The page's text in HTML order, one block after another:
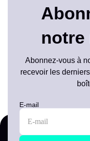
notre
Abonnez-vous à
recevoir les
E-mail